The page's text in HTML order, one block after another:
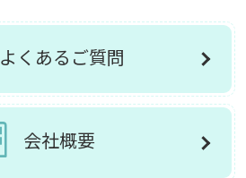
よくあるご質問
会社概要